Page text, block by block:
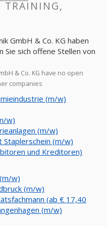
TRAINING,
GmbH & Co. KG haben
Sie sich offene Stellen von
& Co. KG have no open
companies
(m/w)
w)
(m/w)
Staplerschein (m/w)
und Kreditoren)
w)
(m/w)
(ab € 17,40
(m/w)